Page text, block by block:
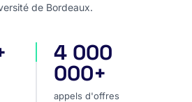
de Bordeaux.
appels d'offres
4 000
000+
appels d'offres